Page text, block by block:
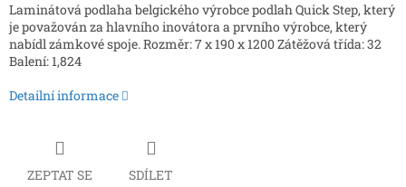
Laminátová podlaha belgického výrobce podlah Quick Step, který
je považován za hlavního inovátora a prvního výrobce, který
nabídl zámkové spoje.Rozměr: 7 x 190 x 1200 Zátěžová třída: 32
Balení: 1,824
Detailní informace
ZEPTAT SE SDÍLET